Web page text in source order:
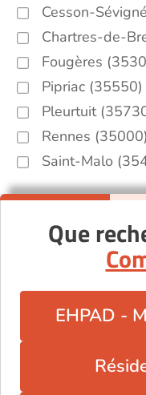
Cesson-
Chartres-de-
Fougères
Pipriac (35550)
Pleurtuit
Rennes (35000)
Saint-Malo
Que
EHPAD -